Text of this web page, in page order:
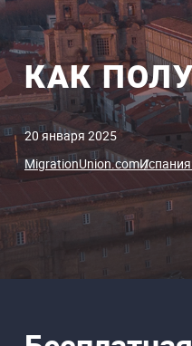
КАК
20 января 2025
MigrationUnion.comИспания